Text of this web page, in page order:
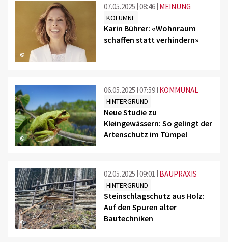
©
07.05.2025 08:46 MEINUNG
KOLUMNE
Karin Bührer: «Wohnraum
schaffen statt verhindern»
©
06.05.2025 07:59 KOMMUNAL
HINTERGRUND
Neue Studie zu
Kleingewässern: So gelingt der
Artenschutz im Tümpel
©
02.05.2025 09:01 BAUPRAXIS
HINTERGRUND
Steinschlagschutz aus Holz:
Auf den Spuren alter
Bautechniken